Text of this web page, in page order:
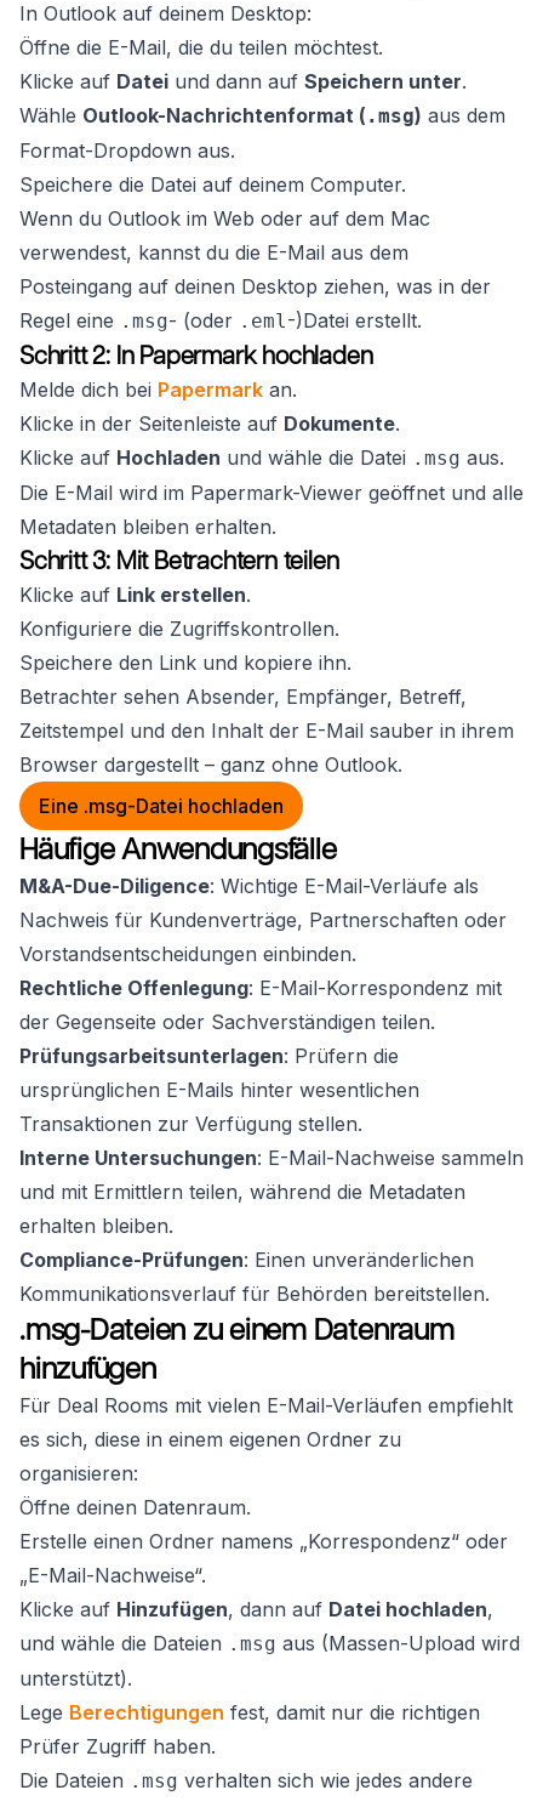
In Outlook auf deinem Desktop:
Öffne die E-Mail, die du teilen möchtest.
Klicke auf Datei und dann auf Speichern unter.
Wähle Outlook-Nachrichtenformat ( .msg) aus dem
Format-Dropdown aus.
Speichere die Datei auf deinem Computer.
Wenn du Outlook im Web oder auf dem Mac
verwendest, kannst du die E-Mail aus dem
Posteingang auf deinen Desktop ziehen, was in der
Regel eine .msg- (oder .eml-)Datei erstellt.
Schritt 2: In Papermark hochladen
Melde dich bei Papermark an.
Klicke in der Seitenleiste auf Dokumente.
Klicke auf Hochladen und wähle die Datei .msg aus.
Die E-Mail wird im Papermark-Viewer geöffnet und alle
Metadaten bleiben erhalten.
Schritt 3: Mit Betrachtern teilen
Klicke auf Link erstellen.
Konfiguriere die Zugriffskontrollen.
Speichere den Link und kopiere ihn.
Betrachter sehen Absender, Empfänger, Betreff,
Zeitstempel und den Inhalt der E-Mail sauber in ihrem
Browser dargestellt – ganz ohne Outlook.
Eine .msg-Datei hochladen
Häufige Anwendungsfälle
M&A-Due-Diligence: Wichtige E-Mail-Verläufe als
Nachweis für Kundenverträge, Partnerschaften oder
Vorstandsentscheidungen einbinden.
Rechtliche Offenlegung: E-Mail-Korrespondenz mit
der Gegenseite oder Sachverständigen teilen.
Prüfungsarbeitsunterlagen: Prüfern die
ursprünglichen E-Mails hinter wesentlichen
Transaktionen zur Verfügung stellen.
Interne Untersuchungen: E-Mail-Nachweise sammeln
und mit Ermittlern teilen, während die Metadaten
erhalten bleiben.
Compliance-Prüfungen: Einen unveränderlichen
Kommunikationsverlauf für Behörden bereitstellen.
.msg-Dateien zu einem Datenraum
hinzufügen
Für Deal Rooms mit vielen E-Mail-Verläufen empfiehlt
es sich, diese in einem eigenen Ordner zu
organisieren:
Öffne deinen Datenraum.
Erstelle einen Ordner namens „Korrespondenz“ oder
„E-Mail-Nachweise“.
Klicke auf Hinzufügen, dann auf Datei hochladen,
und wähle die Dateien .msg aus (Massen-Upload wird
unterstützt).
Lege Berechtigungen fest, damit nur die richtigen
Prüfer Zugriff haben.
Die Dateien .msg verhalten sich wie jedes andere